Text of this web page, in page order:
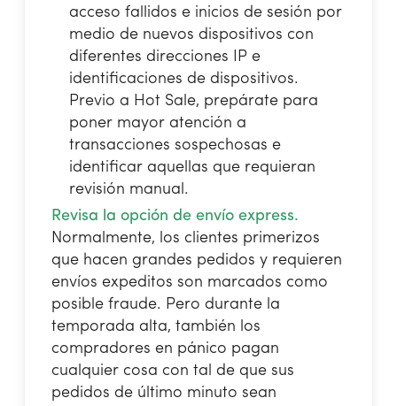
acceso fallidos e inicios de sesión por
medio de nuevos dispositivos con
diferentes direcciones IP e
identificaciones de dispositivos.
Previo a Hot Sale, prepárate para
poner mayor atención a
transacciones sospechosas e
identificar aquellas que requieran
revisión manual.
Revisa la opción de envío express.
Normalmente, los clientes primerizos
que hacen grandes pedidos y requieren
envíos expeditos son marcados como
posible fraude. Pero durante la
temporada alta, también los
compradores en pánico pagan
cualquier cosa con tal de que sus
pedidos de último minuto sean